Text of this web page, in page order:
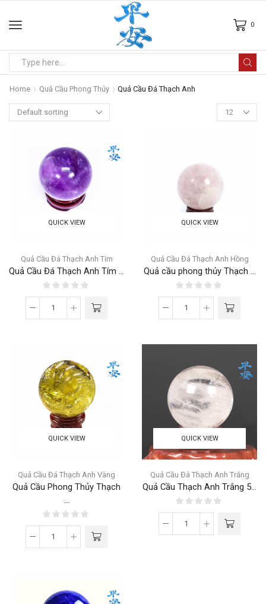
0
Home Quả Cầu Phong Thủy Quả Cầu Đá Thạch Anh
QUICK VIEW
Quả Cầu Đá Thạch Anh Tím
Quả Cầu Đá Thạch Anh Tím ...
QUICK VIEW
Quả Cầu Đá Thạch Anh Hồng
Quả cầu phong thủy Thạch ...
QUICK VIEW
Quả Cầu Đá Thạch Anh Vàng
Quả Cầu Phong Thủy Thạch
QUICK VIEW
Quả Cầu Đá Thạch Anh Trắng
Quả Cầu Thạch Anh Trắng 5...